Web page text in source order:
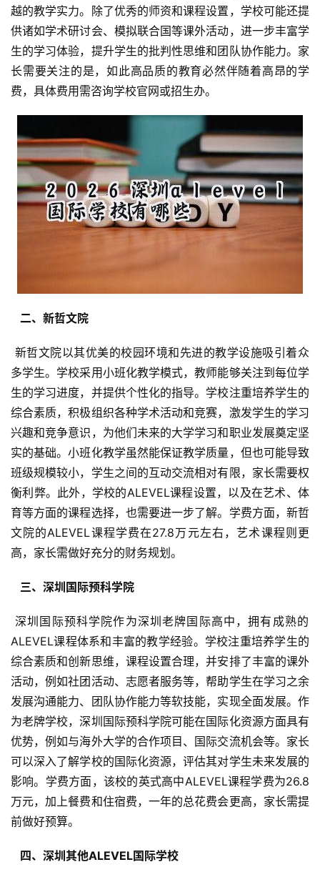
越的教学实力。除了优秀的师资和课程设置，学校可能还提
供诸如学术研讨会、模拟联合国等课外活动，进一步丰富学
生的学习体验，提升学生的批判性思维和团队协作能力。家
长需要关注的是，如此高品质的教育必然伴随着高昂的学
费，具体费用需咨询学校官网或招生办。
  二、新哲文院
多学生。学校采用小班化教学模式，教师能够关注到每位学
生的学习进度，并提供个性化的指导。学校注重培养学生的
综合素质，积极组织各种学术活动和竞赛，激发学生的学习
兴趣和竞争意识，为他们未来的大学学习和职业发展奠定坚
实的基础。小班化教学虽然能保证教学质量，但也可能导致
班级规模较小，学生之间的互动交流相对有限，家长需要权
衡利弊。此外，学校的ALEVEL课程设置，以及在艺术、体
育等方面的课程选择，也需要进一步了解。学费方面，新哲
文院的ALEVEL课程学费在27.8万元左右，艺术课程则更
高，家长需做好充分的财务规划。
  三、深圳国际预科学院
深圳国际预科学院作为深圳老牌国际高中，拥有成熟的
ALEVEL课程体系和丰富的教学经验。学校注重培养学生的
综合素质和创新思维，课程设置合理，并安排了丰富的课外
活动，例如社团活动、志愿者服务等，帮助学生在学习之余
发展沟通能力、团队协作能力等软技能，实现全面发展。作
为老牌学校，深圳国际预科学院可能在国际化资源方面具有
优势，例如与海外大学的合作项目、国际交流机会等。家长
可以深入了解学校的国际化资源，评估其对学生未来发展的
影响。学费方面，该校的英式高中ALEVEL课程学费为26.8
万元，加上餐费和住宿费，一年的总花费会更高，家长需提
前做好预算。
  四、深圳其他ALEVEL国际学校